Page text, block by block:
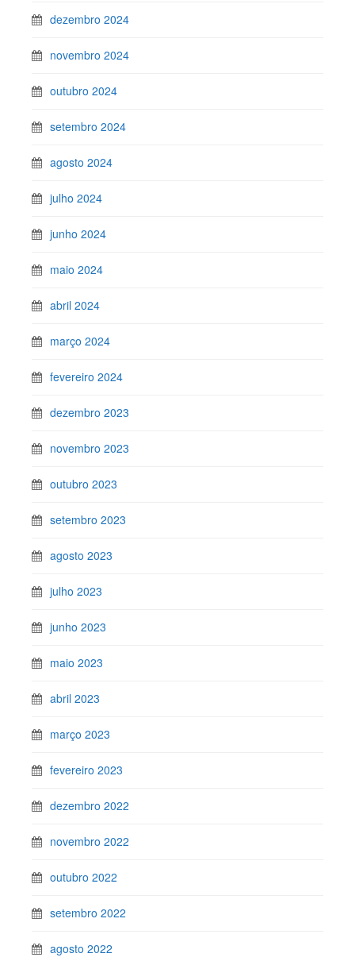
dezembro 2024
novembro 2024
outubro 2024
setembro 2024
agosto 2024
julho 2024
junho 2024
maio 2024
abril 2024
março 2024
fevereiro 2024
dezembro 2023
novembro 2023
outubro 2023
setembro 2023
agosto 2023
julho 2023
junho 2023
maio 2023
abril 2023
março 2023
fevereiro 2023
dezembro 2022
novembro 2022
outubro 2022
setembro 2022
agosto 2022